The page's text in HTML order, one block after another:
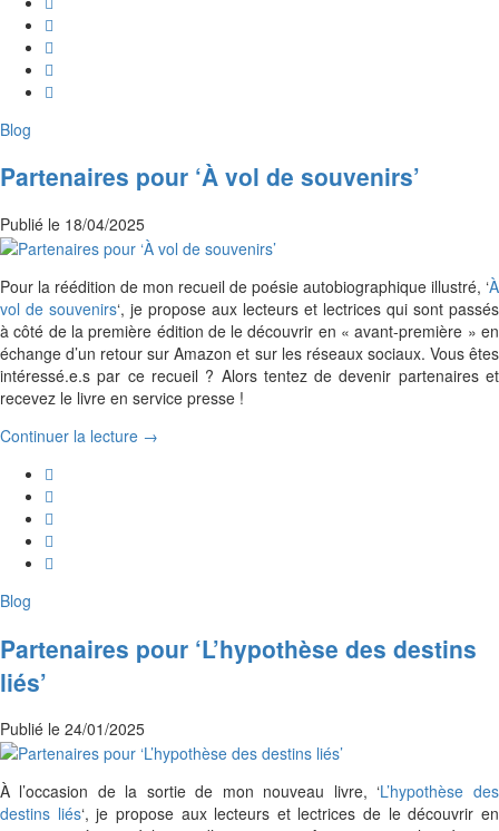
Blog
Partenaires pour ‘À vol de souvenirs’
Publié le 18/04/2025
Pour la réédition de mon recueil de poésie autobiographique illustré, ‘À
vol de souvenirs‘, je propose aux lecteurs et lectrices qui sont passés
à côté de la première édition de le découvrir en « avant-première » en
échange d’un retour sur Amazon et sur les réseaux sociaux. Vous êtes
intéressé.e.s par ce recueil ? Alors tentez de devenir partenaires et
recevez le livre en service presse !
Continuer la lecture →
Blog
Partenaires pour ‘L’hypothèse des destins
liés’
Publié le 24/01/2025
À l’occasion de la sortie de mon nouveau livre, ‘L’hypothèse des
destins liés‘, je propose aux lecteurs et lectrices de le découvrir en